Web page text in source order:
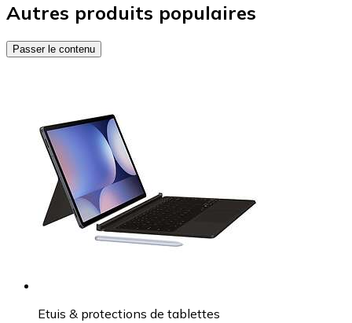
Autres produits populaires
Passer le contenu
Etuis & protections de tablettes